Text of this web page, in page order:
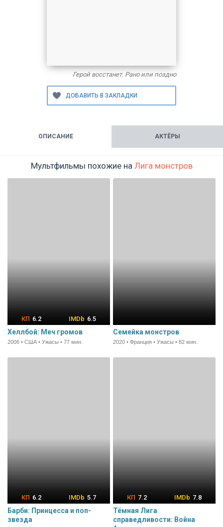
Герой восстанет. Рано или поздно
ОПИСАНИЕ АКТЁРЫ
Мультфильмы похожие на Лига монстров
6.2 6.5
Хеллбой: Меч громов
2006 • США • Ужасы • 77 мин.
Семейка монстров
2020 • Франция • Ужасы • 82 мин.
6.2 5.7
Барби: Принцесса и поп-
звезда
7.2 7.8
Тёмная Лига
справедливости: Война